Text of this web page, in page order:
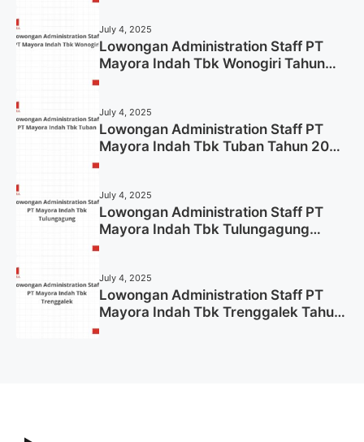
July 4, 2025
Lowongan Administration Staff PT
Mayora Indah Tbk Wonogiri Tahun
July 4, 2025
Lowongan Administration Staff PT
Mayora Indah Tbk Tuban Tahun 2025
July 4, 2025
Lowongan Administration Staff PT
Mayora Indah Tbk Tulungagung
July 4, 2025
Lowongan Administration Staff PT
Mayora Indah Tbk Trenggalek Tahun